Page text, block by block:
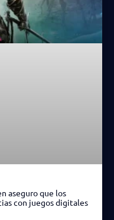
aseguro que los
con juegos digitales